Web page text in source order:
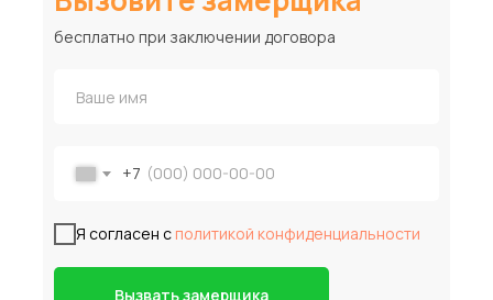
+7
Я согласен с политикой конфиденциальности
Вызвать замерщика
бесплатно при заключении договора